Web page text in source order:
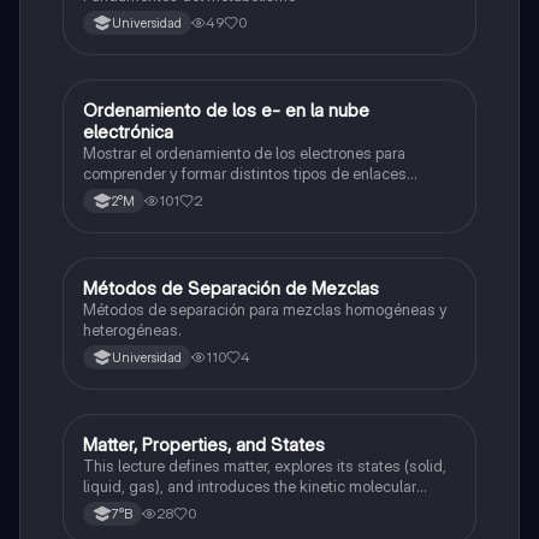
Universidad 49 0
Química
Ordenamiento de los e- en la nube
electrónica
Mostrar el ordenamiento de los electrones para
comprender y formar distintos tipos de enlaces
químicos.
2°M 101 2
Química
Métodos de Separación de Mezclas
Métodos de separación para mezclas homogéneas y
heterogéneas.
Universidad 110 4
Química
Matter, Properties, and States
This lecture defines matter, explores its states (solid,
liquid, gas), and introduces the kinetic molecular
theory to explain the behavior of matter.
7°B 28 0